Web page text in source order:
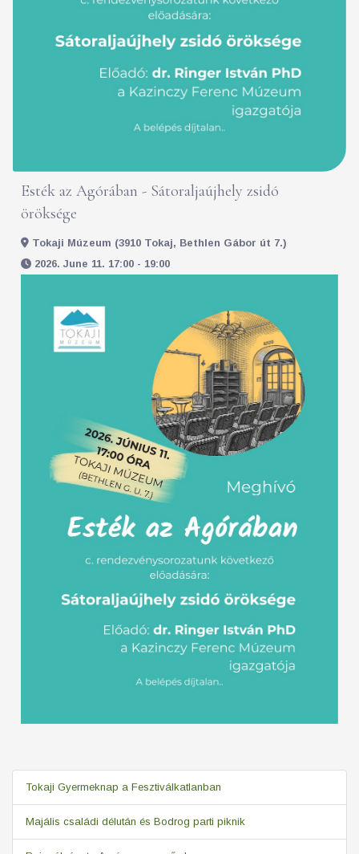
Esték az Agórában - Sátoraljaújhely zsidó
öröksége
Tokaji Múzeum (3910 Tokaj, Bethlen Gábor út 7.)
2026. June 11. 17:00 - 19:00
Tokaji Gyermeknap a Fesztiválkatlanban
Majális családi délután és Bodrog parti piknik